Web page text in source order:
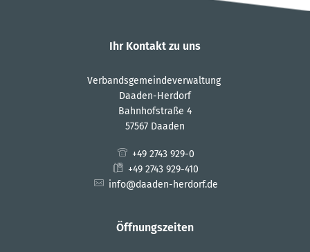
Ihr Kontakt zu uns
Verbandsgemeindeverwaltung
Daaden-Herdorf
Bahnhofstraße 4
57567 Daaden
+49 2743 929-0
+49 2743 929-410
info@daaden-herdorf.de
Öffnungszeiten